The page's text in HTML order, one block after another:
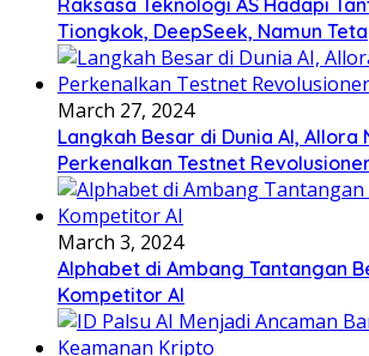
Tiongkok, DeepSeek, Namun
March 27, 2024
Langkah Besar di Dunia AI, Allora
Perkenalkan Testnet
March 3, 2024
Alphabet di Ambang Tantangan
Kompetitor AI